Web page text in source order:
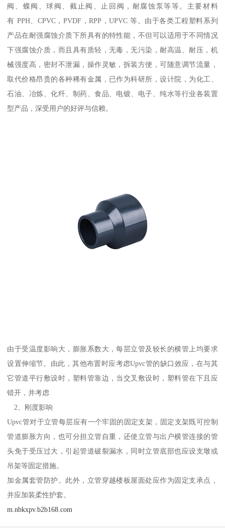
阀、蝶阀、球阀、截止阀、止回阀，耐腐蚀泵等等。主要材料
有 PPH、CPVC，PVDF，RPP，UPVC 等。由于各类工程塑料系列
产品在耐强腐蚀介质下所具有的特性能，不但可以适用于不同情况
下强腐蚀介质，而且具有质轻，无毒，无污染，耐高温、耐压，机
械强度高，密封不泄漏，操作灵敏，拆装方便，可随意调节流量，
取代价格昂贵的各种稀有金属，已作为科研所，设计院，为化工、
石油、冶炼、化纤、制药、食品、电镀、电子、纯水等行业各装置
型产品，深受用户的好评与信赖。
由于受温度影响大，膨胀系数大，每层立管及较长的横管上均要求
设置伸缩节。由此，其他布置时应考虑Upvc管的缺口效应，在与其
它管道平行敷设时，塑料管靠边，当交叉敷设时，塑料管在下且应
错开，并考虑
2、刚度影响
Upvc管对于立管每层应有一个牢固的固定支架，固定支架既可控制
管道膨胀方向，也可分担立管自重，还使立管与出户横管连接的管
头免于受压过大，引起管道破裂漏水，同时立管底部也应设支墩或
吊架等固定措施。
加金属套管防护。此外，立管穿越楼板屋面处应作为固定支承点，
并应加装柔性护套。
m.nbkxpv.b2b168.com